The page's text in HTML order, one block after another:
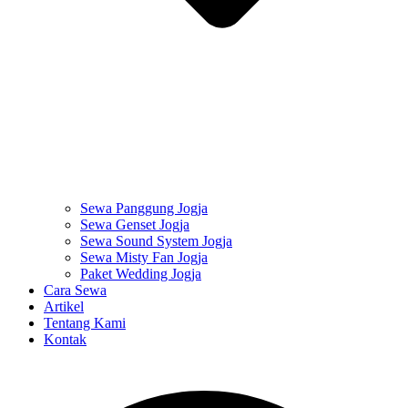
Sewa Panggung Jogja
Sewa Genset Jogja
Sewa Sound System Jogja
Sewa Misty Fan Jogja
Paket Wedding Jogja
Cara Sewa
Artikel
Tentang Kami
Kontak